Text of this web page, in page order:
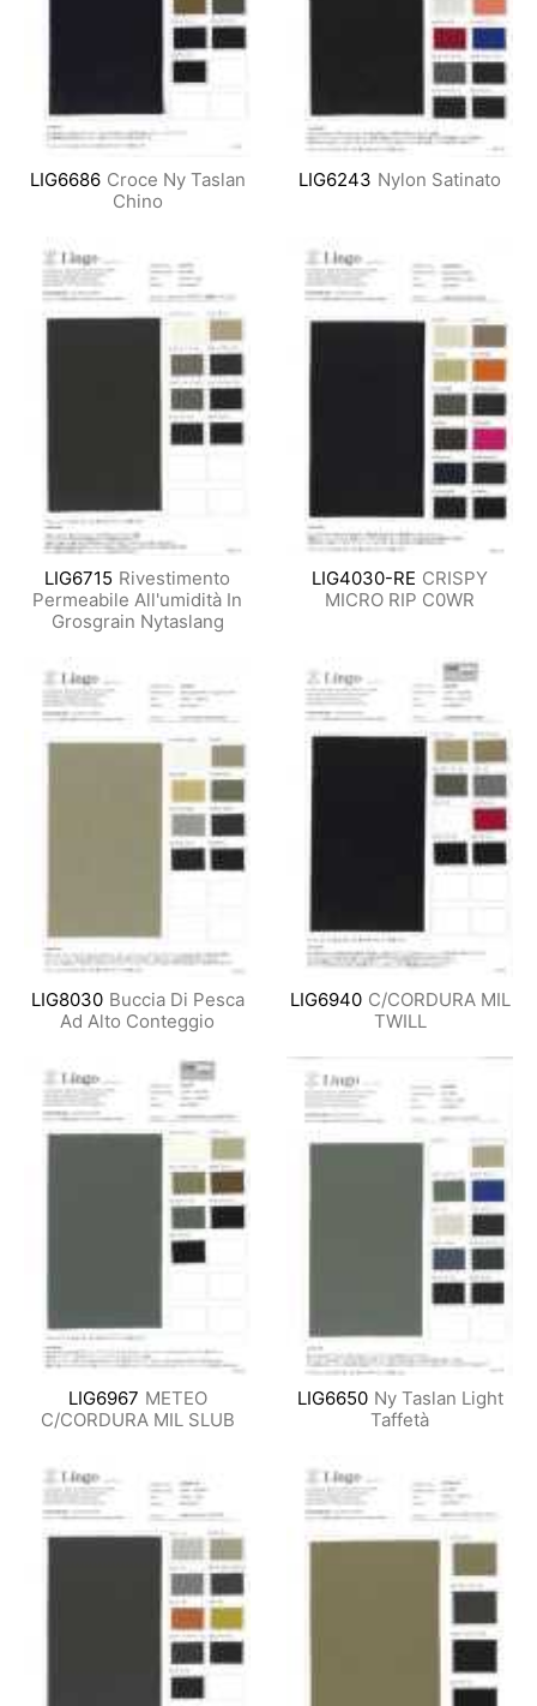
LIG6686 Croce Ny Taslan
Chino
LIG6243 Nylon Satinato
LIG6715 Rivestimento
Permeabile All'umidità In
Grosgrain Nytaslang
LIG4030-RE CRISPY
MICRO RIP C0WR
LIG8030 Buccia Di Pesca
Ad Alto Conteggio
LIG6940 C/CORDURA MIL
TWILL
LIG6967 METEO
C/CORDURA MIL SLUB
LIG6650 Ny Taslan Light
Taffetà